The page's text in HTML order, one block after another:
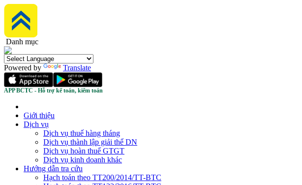
Danh mục
Powered by Translate
APP BCTC - Hỗ trợ kế toán, kiểm toán
Giới thiệu
Dịch vụ
Dịch vụ thuế hàng tháng
Dịch vụ thành lập giải thể DN
Dịch vụ hoàn thuế GTGT
Dịch vụ kinh doanh khác
Hướng dẫn tra cứu
Hạch toán theo TT200/2014/TT-BTC